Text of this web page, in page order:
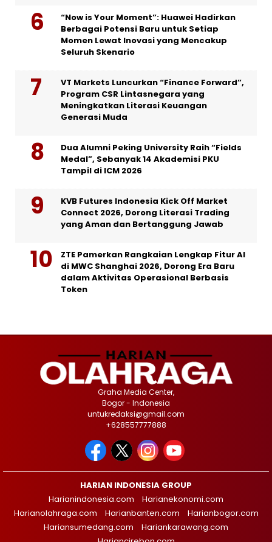
“Now is Your Moment”: Huawei Hadirkan
Berbagai Potensi Baru untuk Setiap
Momen Lewat Inovasi yang Mencakup
Seluruh Skenario
VT Markets Luncurkan “Finance Forward”,
Program CSR Lintasnegara yang
Meningkatkan Literasi Keuangan
Generasi Muda
Dua Alumni Peking University Raih “Fields
Medal”, Sebanyak 14 Akademisi PKU
Tampil di ICM 2026
KVB Futures Indonesia Kick Off Market
Connect 2026, Dorong Literasi Trading
yang Aman dan Bertanggung Jawab
ZTE Pamerkan Rangkaian Lengkap Fitur AI
di MWC Shanghai 2026, Dorong Era Baru
dalam Aktivitas Operasional Berbasis
Token
Graha Media Center,
Bogor - Indonesia
untukredaksi@gmail.com
+628557777888
HARIAN INDONESIA GROUP
Harianindonesia.com
Harianekonomi.com
Harianolahraga.com
Harianbanten.com
Harianbogor.com
Hariansumedang.com
Hariankarawang.com